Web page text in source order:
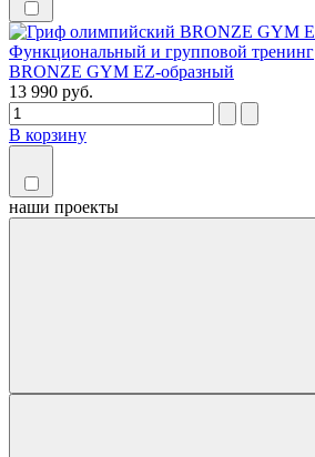
Функциональный и групповой тренинг
BRONZE GYM EZ-образный
13 990 руб.
В корзину
наши проекты